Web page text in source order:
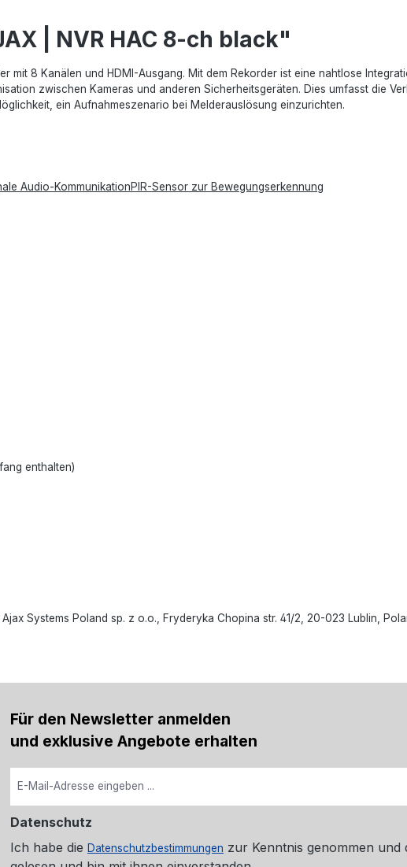
| NVR HAC 8-ch black"
mit 8 Kanälen und HDMI-Ausgang. Mit dem Rekorder ist eine nahtlose
zwischen Kameras und anderen Sicherheitsgeräten. Dies umfasst die
ein Aufnahmeszenario bei Melderauslösung einzurichten.
Audio-KommunikationPIR-Sensor zur Bewegungserkennung
enthalten)
Systems Poland sp. z o.o., Fryderyka Chopina str. 41/2, 20-023 Lublin,
Für den Newsletter anmelden
und exklusive Angebote erhalten
Datenschutz
Ich habe die Datenschutzbestimmungen zur Kenntnis genommen und